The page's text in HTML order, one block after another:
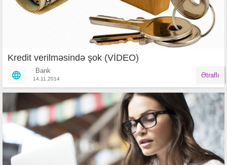
Kredit verilməsində şok (VİDEO)
Bank
14.11.2014 Ətraflı